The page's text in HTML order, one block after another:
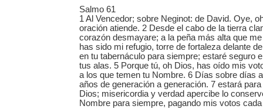
Salmo 61
1 Al Vencedor; sobre Neginot: de David. Oye,
oración atiende. 2 Desde el cabo de la tierra
corazón desmayare; a la peña más alta que
has sido mi refugio, torre de fortaleza delante
en tu tabernáculo para siempre; estaré seguro
tus alas. 5 Porque tú, oh Dios, has oído mis
a los que temen tu Nombre. 6 Días sobre días
años de generación a generación. 7 estará
Dios; misericordia y verdad apercibe lo
Nombre para siempre, pagando mis votos